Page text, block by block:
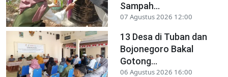
Sampah...
07 Agustus 2026 12:00
13 Desa di Tuban dan
Bojonegoro Bakal
Gotong...
06 Agustus 2026 16:00